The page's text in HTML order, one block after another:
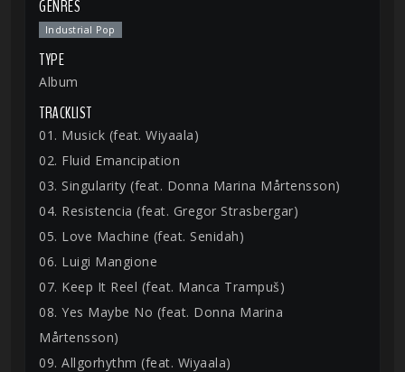
GENRES
Industrial Pop
TYPE
Album
TRACKLIST
01. Musick (feat. Wiyaala)
02. Fluid Emancipation
03. Singularity (feat. Donna Marina Mårtensson)
04. Resistencia (feat. Gregor Strasbergar)
05. Love Machine (feat. Senidah)
06. Luigi Mangione
07. Keep It Reel (feat. Manca Trampuš)
08. Yes Maybe No (feat. Donna Marina
Mårtensson)
09. Allgorhythm (feat. Wiyaala)